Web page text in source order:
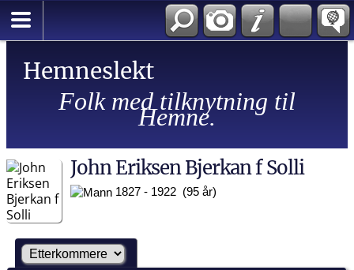
Hemneslekt
Folk med tilknytning til
Hemne.
John Eriksen Bjerkan f Solli
1827 - 1922 (95 år)